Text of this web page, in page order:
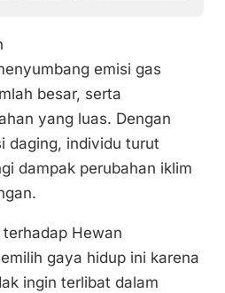
emisi gas
besar, serta
yang luas. Dengan
daging, individu turut
dampak perubahan iklim
Hewan
gaya hidup ini karena
ingin terlibat dalam